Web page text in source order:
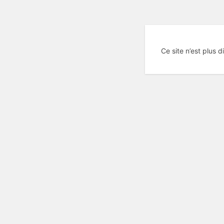
Ce site n’est plus